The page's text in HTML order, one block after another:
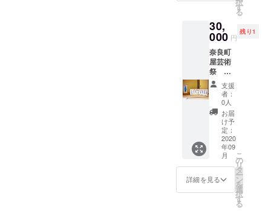
す
る
30,
000 円
残り1
奈良町
屋芸術
祭 は
ならあ
と
2016
入選作
品 風炉
屏風
60×180
(60×90
×2 二
つ折り)
和紙に
アクリ
支援
者：
0人
お届
け予
定：
2020
年09
月
詳細を見る
こ
の
リ
タ
ー
ン
を
選
択
す
る